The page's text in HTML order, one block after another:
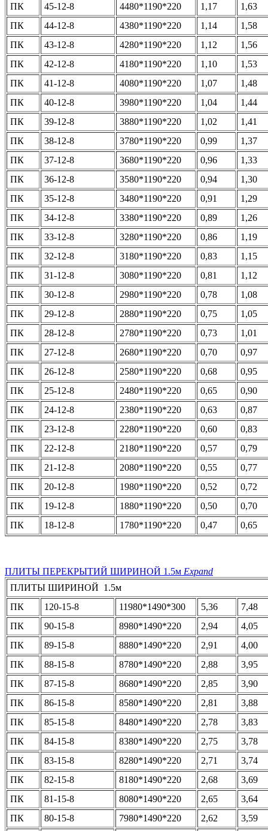
ПК
45-12-8 4480*1190*220 1,17
1,63
ПК
44-12-8 4380*1190*220 1,14
1,58
ПК
43-12-8 4280*1190*220 1,12
1,56
ПК
42-12-8 4180*1190*220 1,10
1,53
ПК
41-12-8 4080*1190*220 1,07
1,48
ПК
40-12-8 3980*1190*220 1,04
1,44
ПК
39-12-8 3880*1190*220 1,02
1,41
ПК
38-12-8 3780*1190*220 0,99
1,37
ПК
37-12-8 3680*1190*220 0,96
1,33
ПК
36-12-8 3580*1190*220 0,94
1,30
ПК
35-12-8 3480*1190*220 0,91
1,29
ПК
34-12-8 3380*1190*220 0,89
1,26
ПК
33-12-8 3280*1190*220 0,86
1,19
ПК
32-12-8 3180*1190*220 0,83
1,15
ПК
31-12-8 3080*1190*220 0,81
1,12
ПК
30-12-8 2980*1190*220 0,78
1,08
ПК
29-12-8 2880*1190*220 0,75
1,05
ПК
28-12-8 2780*1190*220 0,73
1,01
ПК
27-12-8 2680*1190*220 0,70
0,97
ПК
26-12-8 2580*1190*220 0,68
0,95
ПК
25-12-8 2480*1190*220 0,65
0,90
ПК
24-12-8 2380*1190*220 0,63
0,87
ПК
23-12-8 2280*1190*220 0,60
0,83
ПК
22-12-8 2180*1190*220 0,57
0,79
ПК
21-12-8 2080*1190*220 0,55
0,77
ПК
20-12-8 1980*1190*220 0,52
0,72
ПК
19-12-8 1880*1190*220 0,50
0,70
ПК
18-12-8 1780*1190*220 0,47 0,65
ПЛИТЫ ПЕРЕКРЫТИЙ ШИРИНОЙ 1.5м Expand
ПЛИТЫ ШИРИНОЙ 1.5м
ПК
120-15-8 11980*1490*300 5,36
7,48
ПК
90-15-8 8980*1490*220 2,94
4,05
ПК
89-15-8 8880*1490*220 2,91
4,00
ПК
88-15-8 8780*1490*220 2,88
3,95
ПК
87-15-8 8680*1490*220 2,85
3,90
ПК
86-15-8 8580*1490*220 2,81
3,88
ПК
85-15-8 8480*1490*220 2,78
3,83
ПК
84-15-8 8380*1490*220 2,75
3,78
ПК
83-15-8 8280*1490*220 2,71
3,74
ПК
82-15-8 8180*1490*220 2,68
3,69
ПК
81-15-8 8080*1490*220 2,65
3,64
ПК
80-15-8 7980*1490*220 2,62 3,59